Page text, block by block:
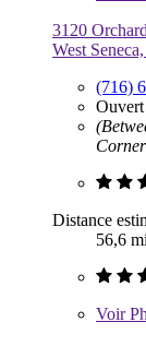
3120
West
(716)
Distance
56,6
Voir